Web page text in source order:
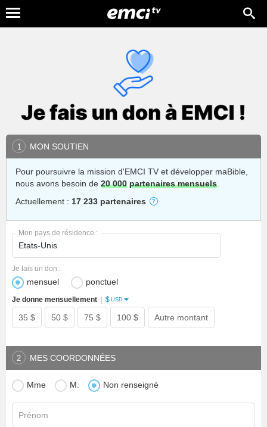
1 MON SOUTIEN
Pour poursuivre la mission d'EMCI TV et développer maBible,
nous avons besoin de 20 000 partenaires mensuels.
Actuellement : 17 233 partenaires
Mon pays de résidence :
mensuel ponctuel
Je fais un don :
35 $ 50 $ 75 $ 100 $ Autre montant
Je donne mensuellement $ USD
2 MES COORDONNÉES
Mme M. Non renseigné
Prénom